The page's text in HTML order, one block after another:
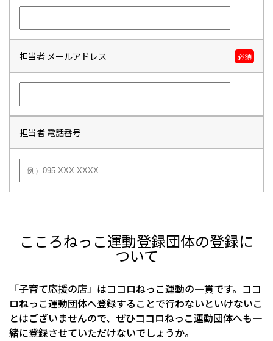
担当者 メールアドレス 必須
担当者 電話番号
こころねっこ運動登録団体の登録に
ついて
「子育て応援の店」はココロねっこ運動の一貫です。ココ
ロねっこ運動団体へ登録することで行わないといけないこ
とはございませんので、ぜひココロねっこ運動団体へも一
緒に登録させていただけないでしょうか。